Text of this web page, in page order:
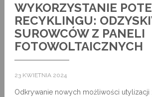
WYKORZYSTANIE
RECYKLINGU:
SUROWCÓW Z PANELI
FOTOWOLTAICZNYCH
23 KWIETNIA 2024
Odkrywanie nowych możliwości utylizacji